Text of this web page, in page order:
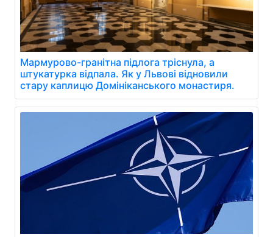
Мармурово-гранітна підлога тріснула, а
штукатурка відпала. Як у Львові відновили
стару каплицю Домініканського монастиря.